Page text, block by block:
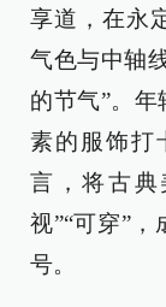
享道，在永
气色与中轴
的节气”。
素的服饰打
言，将古
视”“可穿”
号。